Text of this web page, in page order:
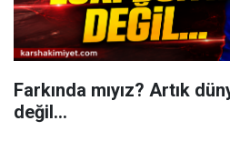
Farkında mıyız? Artık
değil...